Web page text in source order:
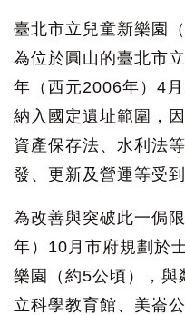
臺北市立兒童新樂園
為位於圓山的臺北市
年（西元2006年）4
納入國定遺址範圍，
資產保存法、水利法
發、更新及營運等受
為改善與突破此一侷
年）10月市府規劃於
樂園（約5公頃），與
立科學教育館、美崙